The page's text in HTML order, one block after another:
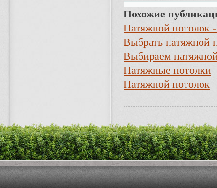
Похожие
Натяжной потолок
Выбрать натяжной
Выбираем
Натяжные потолки
Натяжной потолок